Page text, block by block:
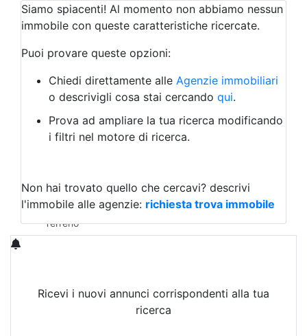
Qualsiasi
Attività/Licenza Commerciale
Azienda Agricola
Bar/Ristorante
Albergo
Laboratorio Artigianale
Negozio/locale commerciale
Agriturismo
Magazzini
Qualsiasi
Terreno edificabile
Terreno
Siamo spiacenti! Al momento non abbiamo nessun
immobile con queste caratteristiche ricercate.
Puoi provare queste opzioni:
Chiedi direttamente alle Agenzie immobiliari
o descrivigli cosa stai cercando qui.
Prova ad ampliare la tua ricerca modificando
i filtri nel motore di ricerca.
Non hai trovato quello che cercavi? descrivi
l'immobile alle agenzie: richiesta trova immobile
Ricevi i nuovi annunci corrispondenti alla tua
ricerca